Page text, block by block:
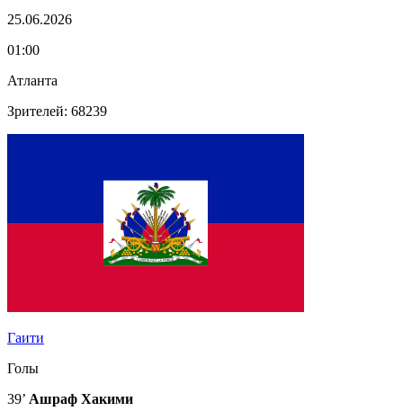
25.06.2026
01:00
Атланта
Зрителей: 68239
Гаити
Голы
39’ Ашраф Хакими